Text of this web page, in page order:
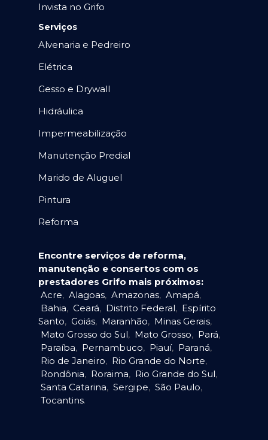
Invista no Grifo
Serviços
Alvenaria e Pedreiro
Elétrica
Gesso e Drywall
Hidráulica
Impermeabilização
Manutenção Predial
Marido de Aluguel
Pintura
Reforma
Encontre serviços de reforma,
manutenção e consertos com os
prestadores Grifo mais próximos:
Acre, Alagoas, Amazonas, Amapá,
Bahia, Ceará, Distrito Federal, Espírito
Santo, Goiás, Maranhão, Minas Gerais,
Mato Grosso do Sul, Mato Grosso, Pará,
Paraíba, Pernambuco, Piauí, Paraná,
Rio de Janeiro, Rio Grande do Norte,
Rondônia, Roraima, Rio Grande do Sul,
Santa Catarina, Sergipe, São Paulo,
Tocantins.